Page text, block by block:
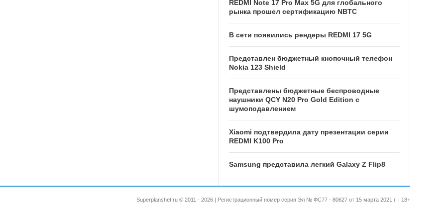
REDMI Note 17 Pro Max 5G для глобального
рынка прошел сертификацию NBTC
В сети появились рендеры REDMI 17 5G
Представлен бюджетный кнопочный телефон
Nokia 123 Shield
Представлены бюджетные беспроводные
наушники QCY N20 Pro Gold Edition с
шумоподавлением
Xiaomi подтвердила дату презентации серии
REDMI K100 Pro
Samsung представила легкий Galaxy Z Flip8
Superplanshet.ru © 2011 - 2026 | Регистрационный номер серия Эл № ФС77 - 80627 от 15 марта 2021 г. | 18+